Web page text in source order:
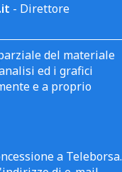
- Direttore
del materiale
ed i grafici
e a proprio
a Teleborsa.